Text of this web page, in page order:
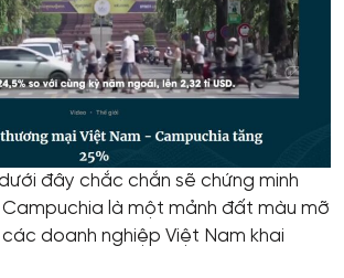
đây chắc chắn sẽ chứng minh
là một mảnh đất màu mỡ
doanh nghiệp Việt Nam khai